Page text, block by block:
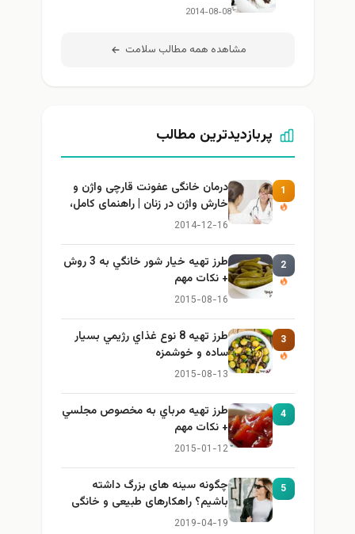
2014-08-08
مشاهده همه مطالب سلامت
پربازدیدترین مطالب
1
درمان خانگی عفونت قارچی واژن و
خارش واژن در زنان | راهنمای کامل،
ایمن و کاربردی
2014-12-16
2
طرز تهيه خیار شور خانگي به 3 روش
+ نكات مهم
2015-08-16
3
طرز تهيه 8 نوع غذاي رژيمي بسيار
ساده و خوشمزه
2015-08-13
4
طرز تهيه مرباي به مخصوص مجلسي
+ نكات مهم
2015-01-12
5
چگونه سینه های بزرگ داشته
باشیم؟ راهکارهای طبیعی و خانگی
برای بزرگ کردن سینه
2019-04-19